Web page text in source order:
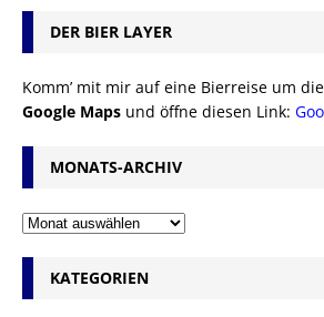
DER BIER LAYER
Komm’ mit mir auf eine Bierreise um
Google Maps und öffne diesen Link:
MONATS-ARCHIV
KATEGORIEN